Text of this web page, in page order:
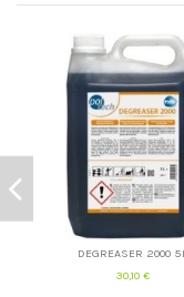
DEGREASER 2000
30,10 €